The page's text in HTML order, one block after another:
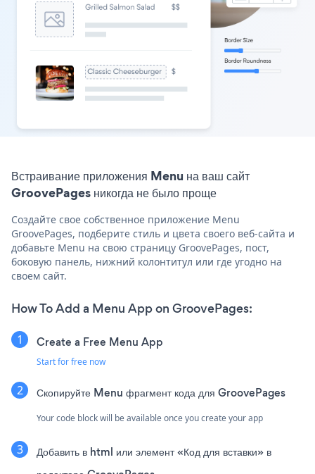
Встраивание приложения Menu на ваш сайт
GroovePages никогда не было проще
Создайте свое собственное приложение Menu
GroovePages, подберите стиль и цвета своего веб-сайта и
добавьте Menu на свою страницу GroovePages, пост,
боковую панель, нижний колонтитул или где угодно на
своем сайт.
How To Add a Menu App on GroovePages:
Create a Free Menu App
Start for free now
Скопируйте Menu фрагмент кода для GroovePages
Your code block will be available once you create your app
Добавить в html или элемент «Код для вставки» в